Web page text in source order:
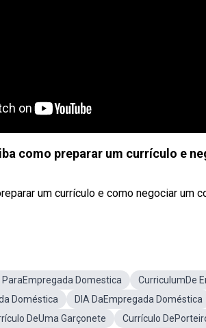
como preparar um currículo e
um currículo e como negociar um
ParaEmpregada Domestica
CurriculumDe
Doméstica
DIA DaEmpregada Doméstica
DeUma Garçonete Currículo